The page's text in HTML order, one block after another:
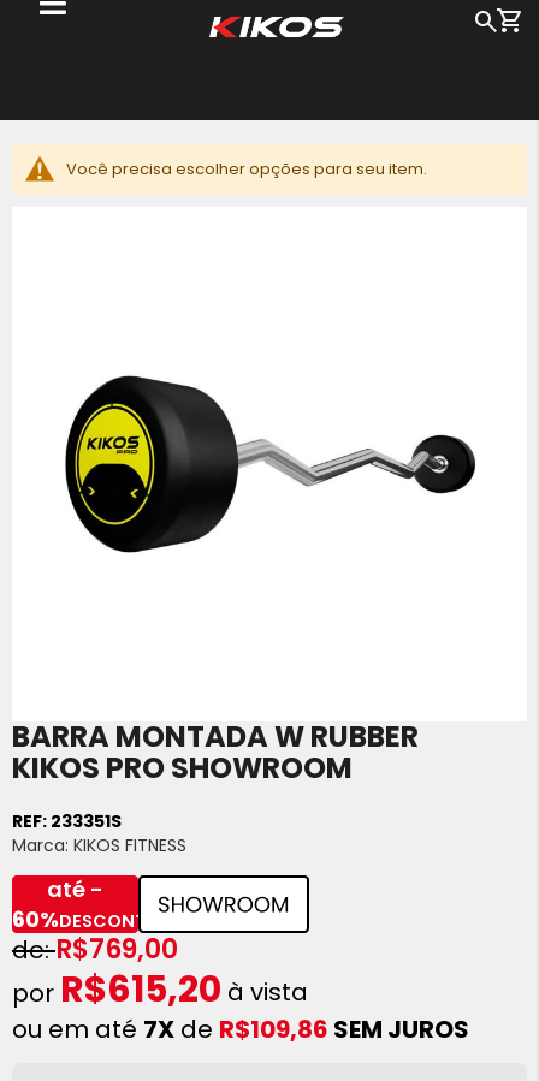
Você precisa escolher opções para seu item.
BARRA MONTADA W RUBBER
KIKOS PRO SHOWROOM
REF: 233351S
Marca: KIKOS FITNESS
R$769,00
até -
60%DESCONTO
R$615,20 à vista
ou em até 7X de R$109,86 SEM JUROS
Saltar
para
o
da
Galeria
de
imagens